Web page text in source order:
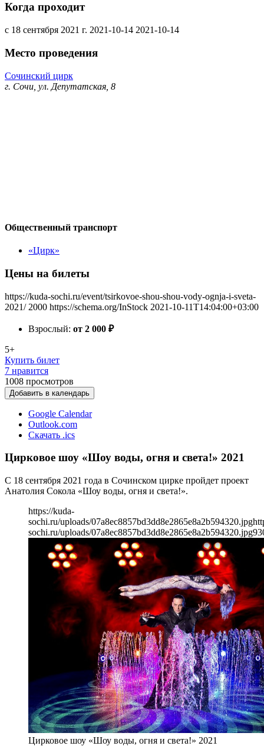
Когда проходит
с 18 сентября 2021 г. 2021-10-14 2021-10-14
Место проведения
Сочинский цирк
г. Сочи, ул. Депутатская, 8
Общественный транспорт
«Цирк»
Цены на билеты
https://kuda-sochi.ru/event/tsirkovoe-shou-shou-vody-ognja-i-sveta-
2021/ 2000 https://schema.org/InStock 2021-10-11T14:04:00+03:00
Взрослый: от 2 000 ₽
5+
Купить билет
7 нравится
1008 просмотров
Добавить в календарь
Google Calendar
Outlook.com
Скачать .ics
Цирковое шоу «Шоу воды, огня и света!» 2021
С 18 сентября 2021 года в Сочинском цирке пройдет проект
Анатолия Сокола «Шоу воды, огня и света!».
https://kuda-
sochi.ru/uploads/07a8ec8857bd3dd8e2865e8a2b594320.jpg
sochi.ru/uploads/07a8ec8857bd3dd8e2865e8a2b594320.jpg
Цирковое шоу «Шоу воды, огня и света!» 2021